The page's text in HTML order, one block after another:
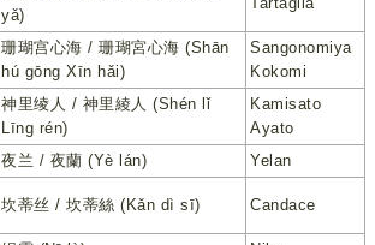
yǎ)
珊瑚宫心海 / 珊瑚宮心海 (Shān
hú gōng Xīn hǎi)
Sangonomiya
Kokomi
神里绫人 / 神里綾人 (Shén lǐ
Līng rén)
Kamisato
Ayato
夜兰 / 夜蘭 (Yè lán)
Yelan
坎蒂丝 / 坎蒂絲 (Kǎn dì sī) Candace